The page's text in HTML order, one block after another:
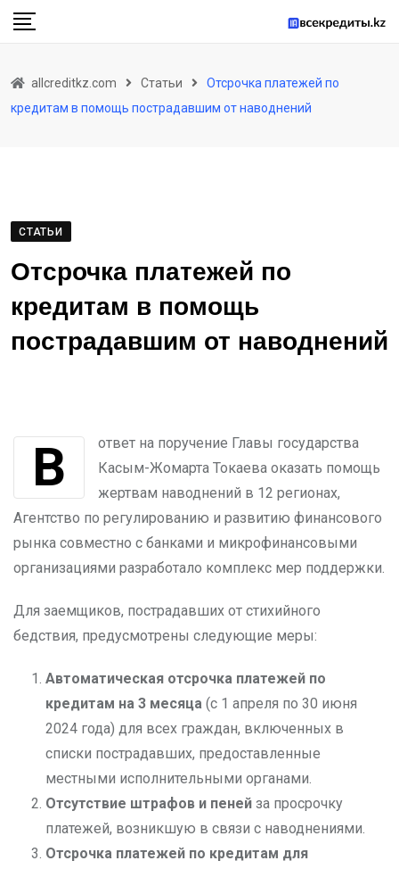
Skip
allcreditkz.com Статьи
Отсрочка платежей по
кредитам в помощь пострадавшим от наводнений
СТАТЬИ
Отсрочка платежей по
кредитам в помощь
пострадавшим от наводнений
В ответ на поручение Главы государства
Касым-Жомарта Токаева оказать помощь
жертвам наводнений в 12 регионах,
Агентство по регулированию и развитию финансового
рынка совместно с банками и микрофинансовыми
организациями разработало комплекс мер поддержки.
Для заемщиков, пострадавших от стихийного
бедствия, предусмотрены следующие меры:
Автоматическая отсрочка платежей по
кредитам на 3 месяца (с 1 апреля по 30 июня
2024 года) для всех граждан, включенных в
списки пострадавших, предоставленные
местными исполнительными органами.
Отсутствие штрафов и пеней за просрочку
платежей, возникшую в связи с наводнениями.
Отсрочка платежей по кредитам для